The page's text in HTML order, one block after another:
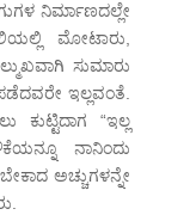
ನಿರ್ಮಾಣದಲ್ಲೇ
ಮೋಟಾರು,
ಸುಮಾರು
ಇಲ್ಲವಂತೆ.
“ಇಲ್ಲ
ನಾನಿಂದು
ಅಚ್ಚುಗಳನ್ನೇ